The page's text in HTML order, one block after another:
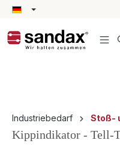
springen
Industriebedarf Stoß-
Kippindikator - Tell-